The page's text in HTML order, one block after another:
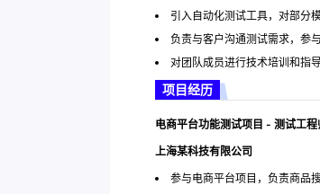
引入自动化测试工具，对部分
负责与客户沟通测试需求，参
对团队成员进行技术培训和指
项目经历
电商平台功能测试项目 - 测试工程
上海某科技有限公司
参与电商平台项目，负责商品